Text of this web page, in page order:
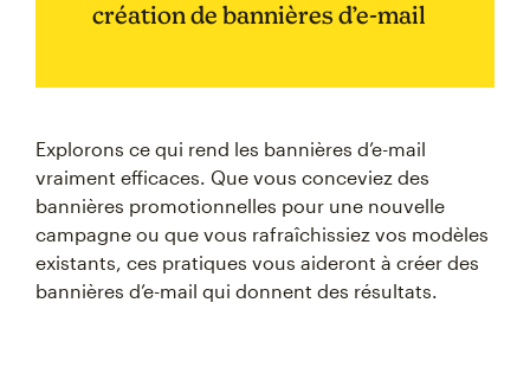
création de bannières d’e-mail
Explorons ce qui rend les bannières d’e-mail
vraiment efficaces. Que vous conceviez des
bannières promotionnelles pour une nouvelle
campagne ou que vous rafraîchissiez vos modèles
existants, ces pratiques vous aideront à créer des
bannières d’e-mail qui donnent des résultats.